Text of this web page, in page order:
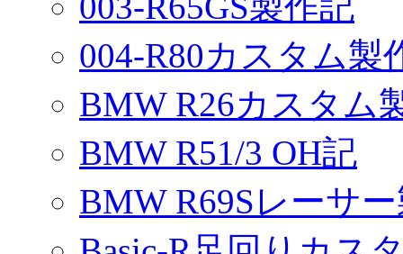
004-R80カスタム製
BMW R26カスタム
BMW R51/3 OH記
BMW R69Sレーサ